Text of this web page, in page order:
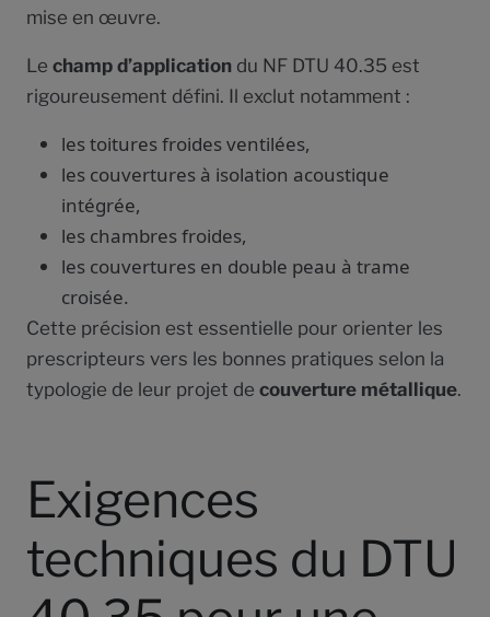
mise en œuvre.
Le champ d’application du NF DTU 40.35 est
rigoureusement défini. Il exclut notamment :
les toitures froides ventilées,
les couvertures à isolation acoustique
intégrée,
les chambres froides,
les couvertures en double peau à trame
croisée.
Cette précision est essentielle pour orienter les
prescripteurs vers les bonnes pratiques selon la
typologie de leur projet de couverture métallique.
Exigences
techniques du DTU